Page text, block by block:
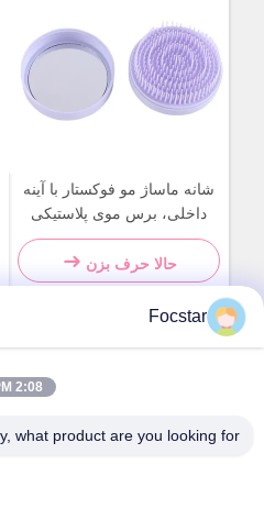
شانه ماساژ مو فوکستار با آینه
داخلی، برس موی پلاستیکی
گرد بنفش
حالا حرف بزن
آدرس
Focstar
2:08 PM
what product are you looking for?